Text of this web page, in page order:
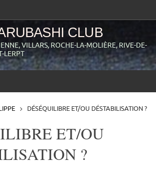
CLUB
VILLARS, ROCHE-LA-MOLIÈRE, RIVE-DE-
LERPT
DÉSÉQUILIBRE ET/OU DÉSTABILISATION ?
ET/OU
?